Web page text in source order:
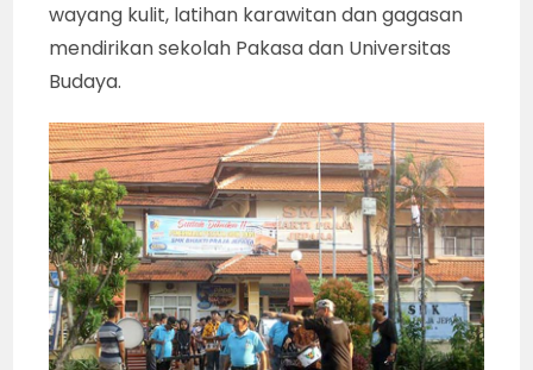
wayang kulit, latihan karawitan dan gagasan
mendirikan sekolah Pakasa dan Universitas
Budaya.